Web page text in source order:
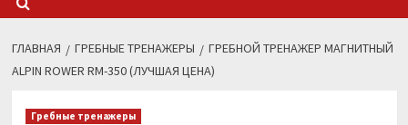
ГЛАВНАЯ ГРЕБНЫЕ ТРЕНАЖЕРЫ
ГРЕБНОЙ ТРЕНАЖЕР МАГНИТНЫЙ
ALPIN ROWER RM-350 (ЛУЧШАЯ ЦЕНА)
Гребные тренажеры